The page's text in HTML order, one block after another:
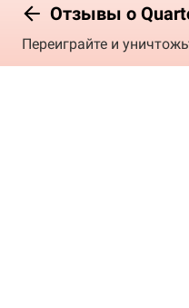
Отзывы о
Переиграйте и